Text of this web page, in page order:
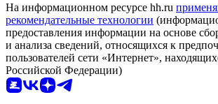
На информационном ресурсе hh.ru
рекомендательные технологии
предоставления информации на основе
и анализа сведений, относящихся к
пользователей сети «Интернет»,
Российской Федерации)